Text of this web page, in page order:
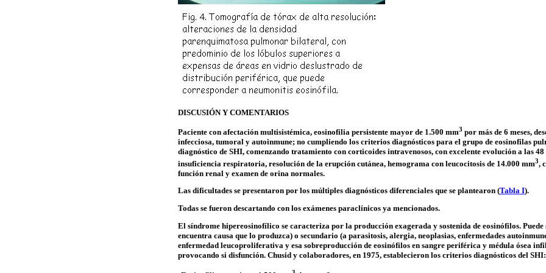
DISCUSIÓN Y COMENTARIOS
Paciente con afectación multisistémica, eosinofilia persistente mayor de 1.500 mm3 por más de 6 meses,
infecciosa, tumoral y autoinmune; no cumpliendo los criterios diagnósticos para el grupo de eosinofilas
diagnóstico de SHI, comenzando tratamiento con corticoides intravenosos, con excelente evolución a las
insuficiencia respiratoria, resolución de la erupción cutánea, hemograma con leucocitosis de 14.000 mm3,
función renal y examen de orina normales.
Las dificultades se presentaron por los múltiples diagnósticos diferenciales que se plantearon (Tabla I).
Todas se fueron descartando con los exámenes paraclínicos ya mencionados.
El síndrome hipereosinofílico se caracteriza por la producción exagerada y sostenida de eosinófilos.
encuentra causa que lo produzca) o secundario (a parasitosis, alergia, neoplasias, enfermedades
enfermedad leucoproliferativa y esa sobreproducción de eosinófilos en sangre periférica y médula ósea
provocando si disfunción. Chusid y colaboradores, en 1975, establecieron los criterios diagnósticos del SHI: